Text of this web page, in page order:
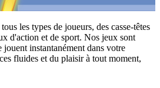
les types de joueurs, des casse-têtes
d'action et de sport. Nos jeux sont
instantanément dans votre
fluides et du plaisir à tout moment,